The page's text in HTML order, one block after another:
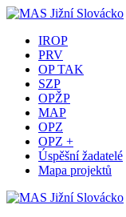
IROP
PRV
OP TAK
SZP
OPŽP
MAP
OPZ
OPZ +
Úspěšní žadatelé
Mapa projektů